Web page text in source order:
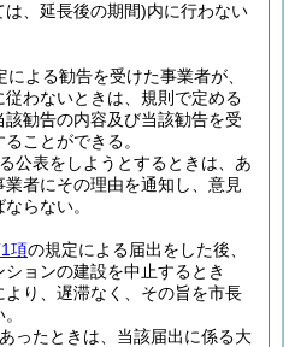
、延長後の期間)内に行わない
による勧告を受けた事業者が、
わないときは、規則で定める
勧告の内容及び当該勧告を受
ことができる。
公表をしようとするときは、あ
者にその理由を通知し、意見
らない。
項の規定による届出をした後、
ョンの建設を中止するとき
り、遅滞なく、その旨を市長
ったときは、当該届出に係る大